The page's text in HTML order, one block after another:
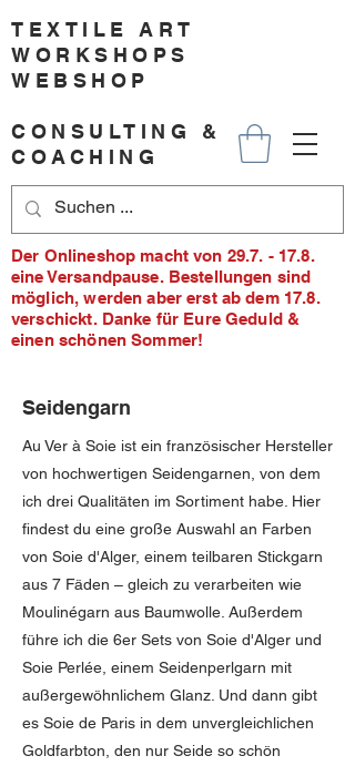
TEXTILE ART
WORKSHOPS
WEBSHOP
CONSULTING &
COACHING
Der Onlineshop macht von 29.7. - 17.8.
eine Versandpause. Bestellungen sind
möglich, werden aber erst ab dem 17.8.
verschickt. Danke für Eure Geduld &
einen schönen Sommer!
Seidengarn
Au Ver à Soie ist ein französischer Hersteller
von hochwertigen Seidengarnen, von dem
ich drei Qualitäten im Sortiment habe. Hier
findest du eine große Auswahl an Farben
von Soie d'Alger, einem teilbaren Stickgarn
aus 7 Fäden – gleich zu verarbeiten wie
Moulinégarn aus Baumwolle. Außerdem
führe ich die 6er Sets von Soie d'Alger und
Soie Perlée, einem Seidenperlgarn mit
außergewöhnlichem Glanz. Und dann gibt
es Soie de Paris in dem unvergleichlichen
Goldfarbton, den nur Seide so schön